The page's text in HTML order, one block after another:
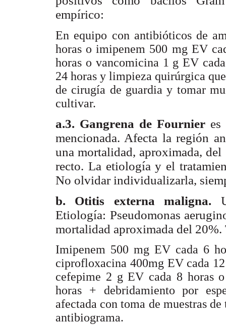
empírico:
En equipo con antibióticos de
horas o imipenem 500 mg EV
horas o vancomicina 1 g EV
24 horas y limpieza quirúrgica
de cirugía de guardia y tomar
cultivar.
a.3. Gangrena de Fournier es
mencionada. Afecta la región
una mortalidad, aproximada, del
recto. La etiología y el
No olvidar individualizarla,
b. Otitis externa maligna.
Etiología: Pseudomonas
mortalidad aproximada del
Imipenem 500 mg EV cada 6
ciprofloxacina 400mg EV cada
cefepime 2 g EV cada 8 horas
horas + debridamiento por
afectada con toma de muestras
antibiograma.